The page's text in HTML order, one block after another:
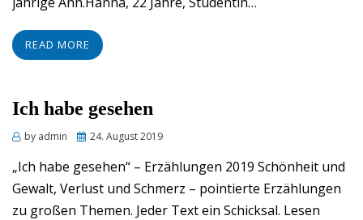
READ MORE
Ich habe gesehen
by admin
Posted
24. August 2019
„Ich habe gesehen“ – Erzählungen 2019 Schönheit und
Gewalt, Verlust und Schmerz – pointierte Erzählungen
zu großen Themen. Jeder Text ein Schicksal. Lesen